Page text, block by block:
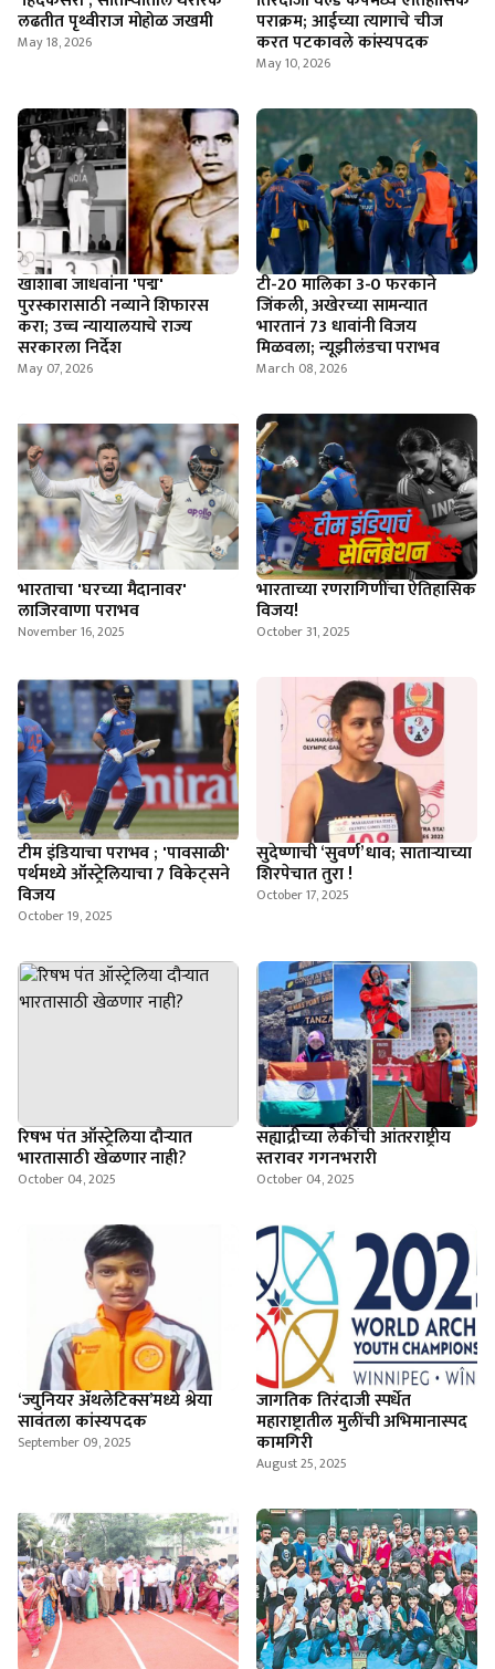
लढतीत पृथ्वीराज मोहोळ जखमी
May 18, 2026
पराक्रम; आईच्या त्यागाचे चीज
करत पटकावले कांस्यपदक
May 10, 2026
खाशाबा जाधवांना 'पद्म'
पुरस्कारासाठी नव्याने शिफारस
करा; उच्च न्यायालयाचे राज्य
सरकारला निर्देश
May 07, 2026
टी-20 मालिका 3-0 फरकाने
जिंकली, अखेरच्या सामन्यात
भारतानं 73 धावांनी विजय
मिळवला; न्यूझीलंडचा पराभव
March 08, 2026
भारताचा 'घरच्या मैदानावर'
लाजिरवाणा पराभव
November 16, 2025
भारताच्या रणरागिणींचा ऐतिहासिक
विजय!
October 31, 2025
टीम इंडियाचा पराभव ; 'पावसाळी'
पर्थमध्ये ऑस्ट्रेलियाचा 7 विकेट्सने
विजय
October 19, 2025
सुदेष्णाची ‘सुवर्ण’ धाव; साताऱ्याच्या
शिरपेचात तुरा !
October 17, 2025
रिषभ पंत ऑस्ट्रेलिया दौऱ्यात
भारतासाठी खेळणार नाही?
October 04, 2025
सह्याद्रीच्या लेकींची आंतरराष्ट्रीय
स्तरावर गगनभरारी
October 04, 2025
‘ज्युनियर ॲथलेटिक्स’मध्ये श्रेया
सावंतला कांस्यपदक
September 09, 2025
जागतिक तिरंदाजी स्पर्धेत
महाराष्ट्रातील मुलींची अभिमानास्पद
कामगिरी
August 25, 2025